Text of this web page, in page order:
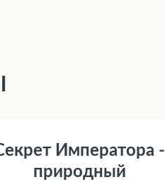
Императора -
природный